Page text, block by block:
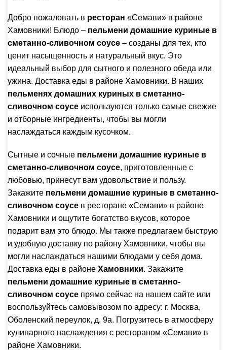
Добро пожаловать в ресторан «Семави» в районе
Хамовники! Блюдо – пельмени домашние куриные в
сметанно-сливочном соусе – созданы для тех, кто
ценит насыщенность и натуральный вкус. Это
идеальный выбор для сытного и полезного обеда или
ужина. Доставка еды в районе Хамовники. В наших
пельменях домашних куриных в сметанно-
сливочном соусе используются только самые свежие
и отборные ингредиенты, чтобы вы могли
наслаждаться каждым кусочком.
Сытные и сочные пельмени домашние куриные в
сметанно-сливочном соусе, приготовленные с
любовью, принесут вам удовольствие и пользу.
Закажите пельмени домашние куриные в сметанно-
сливочном соусе в ресторане «Семави» в районе
Хамовники и ощутите богатство вкусов, которое
подарит вам это блюдо. Мы также предлагаем быструю
и удобную доставку по району Хамовники, чтобы вы
могли наслаждаться нашими блюдами у себя дома.
Доставка еды в районе Хамовники. Закажите
пельмени домашние куриные в сметанно-
сливочном соусе прямо сейчас на нашем сайте или
воспользуйтесь самовывозом по адресу: г. Москва,
Оболенский переулок, д. 9а. Погрузитесь в атмосферу
кулинарного наслаждения с рестораном «Семави» в
районе Хамовники.